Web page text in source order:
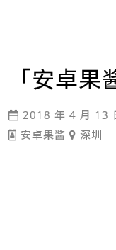
「安卓
2018 年 4 月 13
安卓果酱
深圳